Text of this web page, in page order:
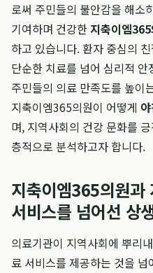
로써 주민들의 불안감을 해소
기여하며 건강한 지축이엠
하고 있습니다. 환자 중심의
단순한 치료를 넘어 심리적
주민들의 의료 만족도를 높이
지축이엠365의원이 어떻게
며, 지역사회의 건강 문화를
층적으로 분석하고자 합니다.
지축이엠365의원과
서비스를 넘어선 상
의료기관이 지역사회에 뿌리
료 서비스를 제공하는 것을